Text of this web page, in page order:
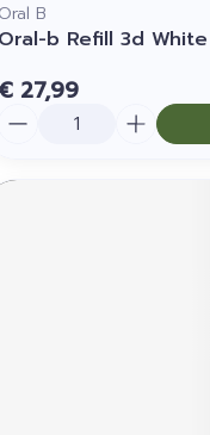
Oral B
Oral-b Refill 3d
€ 27,99